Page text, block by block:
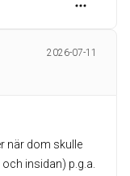
2026-07-11
när dom skulle
insidan) p.g.a.